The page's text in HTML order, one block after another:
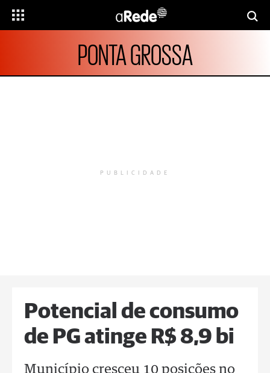
PONTA GROSSA
PUBLICIDADE
Potencial de consumo
de PG atinge R$ 8,9 bi
Município cresceu 10 posições no